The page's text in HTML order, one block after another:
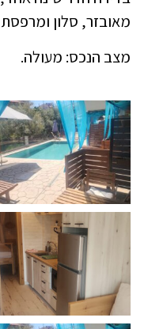
מאובזר, סלון
מצב הנכס: מעולה.